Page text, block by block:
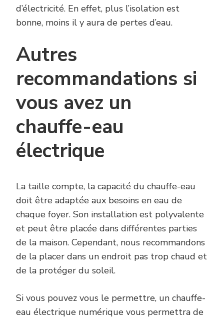
d’électricité. En effet, plus l’isolation est
bonne, moins il y aura de pertes d’eau.
Autres
recommandations si
vous avez un
chauffe-eau
électrique
La taille compte, la capacité du chauffe-eau
doit être adaptée aux besoins en eau de
chaque foyer. Son installation est polyvalente
et peut être placée dans différentes parties
de la maison. Cependant, nous recommandons
de la placer dans un endroit pas trop chaud et
de la protéger du soleil.
Si vous pouvez vous le permettre, un chauffe-
eau électrique numérique vous permettra de